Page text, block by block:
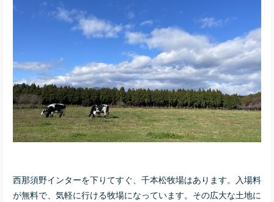
西那須野インターを下りてすぐ、千本松牧場はあります。入場料
が無料で、気軽に行ける牧場になっています。その広大な土地に